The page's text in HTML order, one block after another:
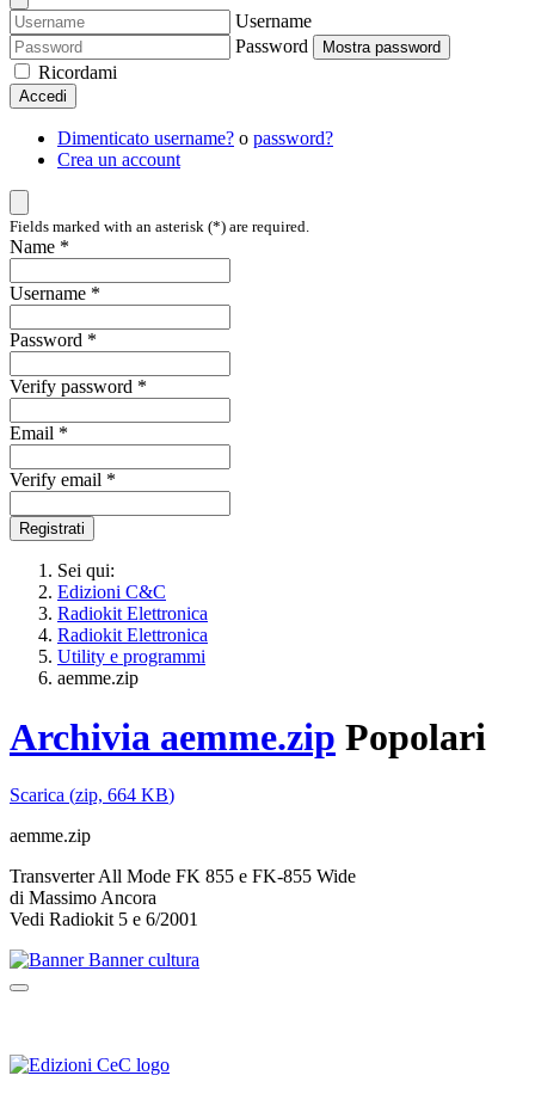
Username
Password
Mostra password
Ricordami
Accedi
Dimenticato username? o password?
Crea un account
Fields marked with an asterisk (*) are required.
Name *
Username *
Password *
Verify password *
Email *
Verify email *
Registrati
Sei qui:
Edizioni C&C
Radiokit Elettronica
Radiokit Elettronica
Utility e programmi
aemme.zip
Archivia aemme.zip Popolari
Scarica (zip, 664 KB)
aemme.zip
Transverter All Mode FK 855 e FK-855 Wide
di Massimo Ancora
Vedi Radiokit 5 e 6/2001